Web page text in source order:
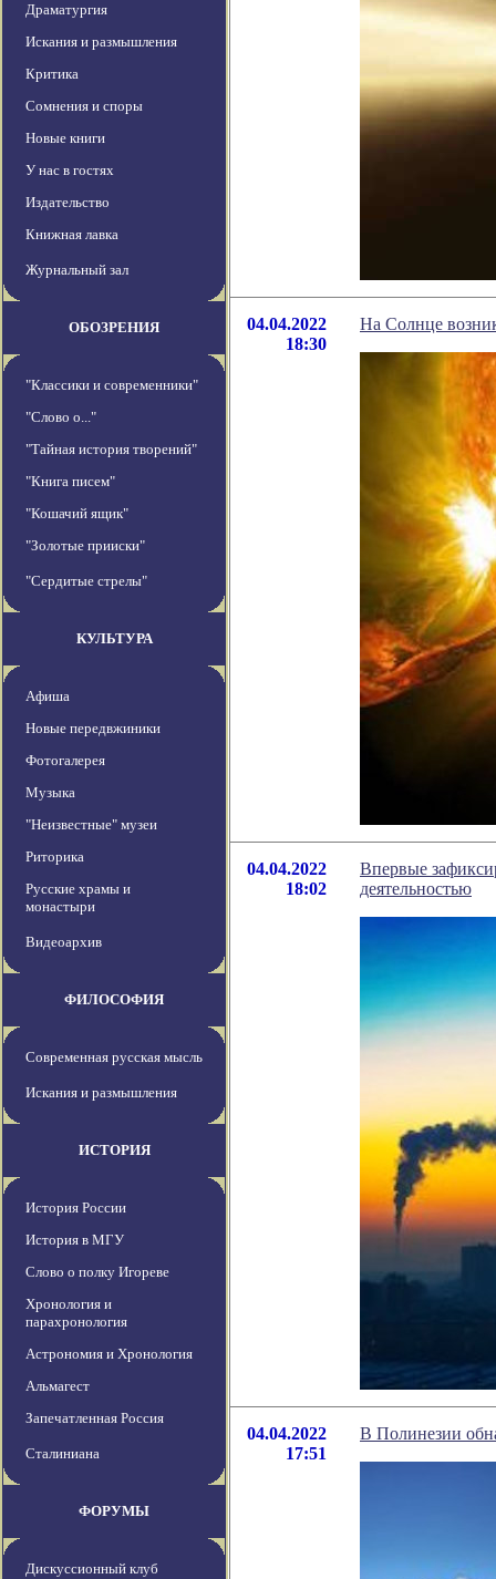
Драматургия
Искания и размышления
Критика
Сомнения и споры
Новые книги
У нас в гостях
Издательство
Книжная лавка
Журнальный зал
ОБОЗРЕНИЯ
"Классики и современники"
"Слово о..."
"Тайная история творений"
"Книга писем"
"Кошачий ящик"
"Золотые прииски"
"Сердитые стрелы"
КУЛЬТУРА
Афиша
Новые передвжиники
Фотогалерея
Музыка
"Неизвестные" музеи
Риторика
Русские храмы и
монастыри
Видеоархив
ФИЛОСОФИЯ
Современная русская мысль
Искания и размышления
ИСТОРИЯ
История России
История в МГУ
Слово о полку Игореве
Хронология и
парахронология
Астрономия и Хронология
Альмагест
Запечатленная Россия
Сталиниана
ФОРУМЫ
Дискуссионный клуб
04.04.2022
18:30
На Солнце
04.04.2022
18:02
Впервые
деятельностью
04.04.2022
17:51
В Полинезии